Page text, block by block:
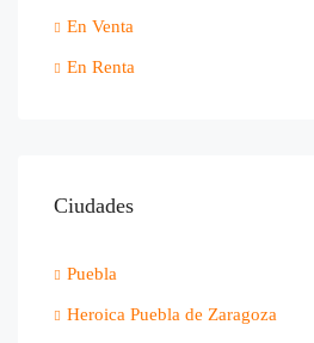
En Venta
En Renta
Ciudades
Puebla
Heroica Puebla de Zaragoza